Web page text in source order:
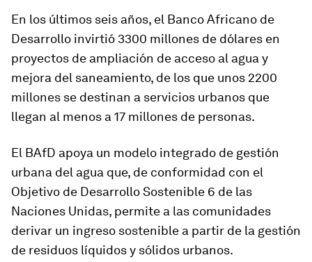
En los últimos seis años, el Banco Africano de
Desarrollo invirtió 3300 millones de dólares en
proyectos de ampliación de acceso al agua y
mejora del saneamiento, de los que unos 2200
millones se destinan a servicios urbanos que
llegan al menos a 17 millones de personas.
El BAfD apoya un modelo integrado de gestión
urbana del agua que, de conformidad con el
Objetivo de Desarrollo Sostenible 6 de las
Naciones Unidas, permite a las comunidades
derivar un ingreso sostenible a partir de la gestión
de residuos líquidos y sólidos urbanos.